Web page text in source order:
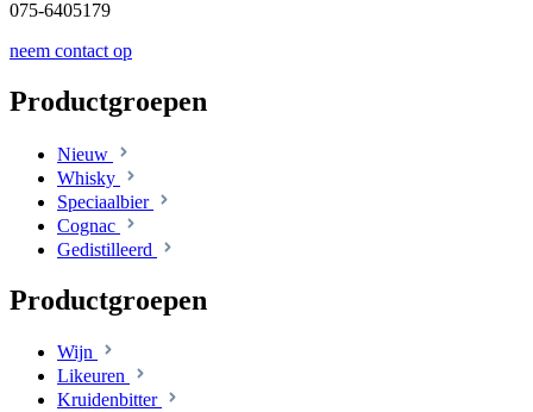
075-6405179
neem contact op
Productgroepen
Nieuw
Whisky
Speciaalbier
Cognac
Gedistilleerd
Productgroepen
Wijn
Likeuren
Kruidenbitter